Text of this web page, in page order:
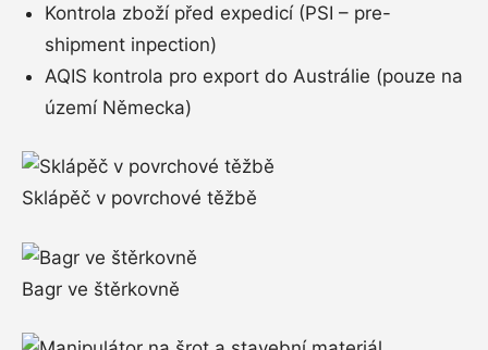
Kontrola zboží před expedicí (PSI – pre-
shipment inpection)
AQIS kontrola pro export do Austrálie (pouze na
území Německa)
Sklápěč v povrchové těžbě
Bagr ve štěrkovně